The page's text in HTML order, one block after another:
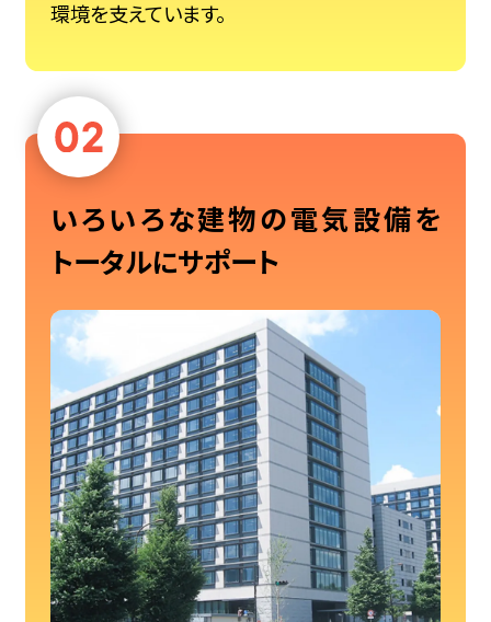
環境を支えています。
いろいろな建物の電気設備を
トータルにサポート